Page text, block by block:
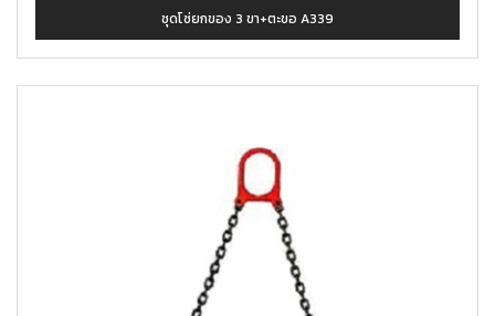
ชุดโซ่ยกของ 3 ขา+ตะขอ A339